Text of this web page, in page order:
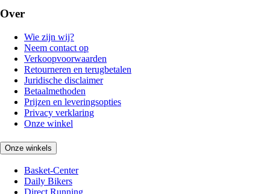
Over
Wie zijn wij?
Neem contact op
Verkoopvoorwaarden
Retourneren en terugbetalen
Juridische disclaimer
Betaalmethoden
Prijzen en leveringsopties
Privacy verklaring
Onze winkel
Onze winkels
Basket-Center
Daily Bikers